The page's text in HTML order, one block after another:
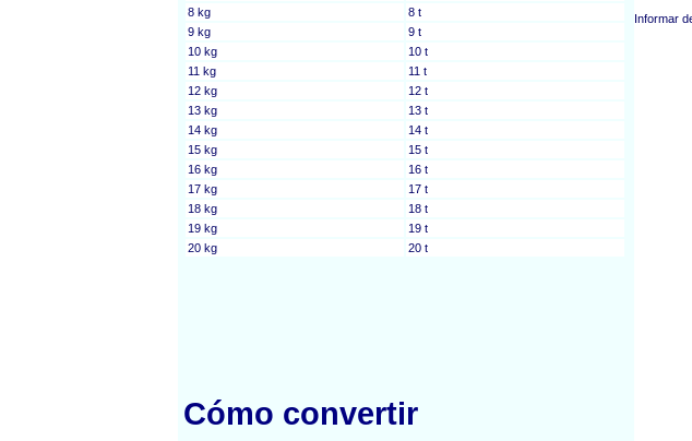
8 kg
8 t
9 kg
9 t
10 kg
10 t
11 kg
11 t
12 kg
12 t
13 kg
13 t
14 kg
14 t
15 kg
15 t
16 kg
16 t
17 kg
17 t
18 kg
18 t
19 kg
19 t
20 kg
20 t
Cómo convertir
Informar